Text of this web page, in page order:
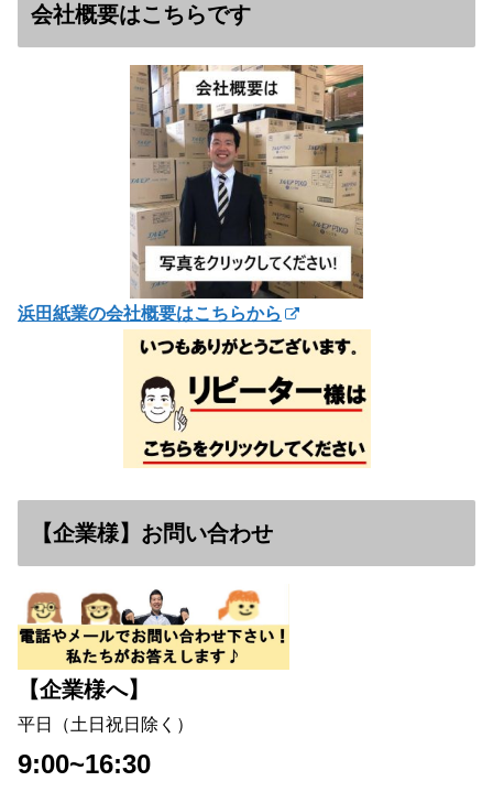
会社概要はこちらです
浜田紙業の会社概要はこちらから
【企業様】お問い合わせ
【企業様へ】
平日（土日祝日除く）
9:00~16:30